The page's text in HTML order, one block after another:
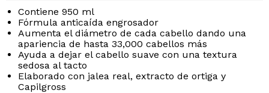
Contiene 950 ml
Fórmula anticaída engrosador
Aumenta el diámetro de cada cabello dando una
apariencia de hasta 33,000 cabellos más
Ayuda a dejar el cabello suave con una textura
sedosa al tacto
Elaborado con jalea real, extracto de ortiga y
Capilgross